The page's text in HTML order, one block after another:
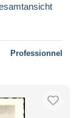
Professionnel